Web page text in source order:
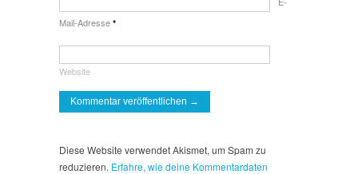
Mail-Adresse *
Website
Diese Website verwendet Akismet, um Spam zu
reduzieren. Erfahre, wie deine Kommentardaten